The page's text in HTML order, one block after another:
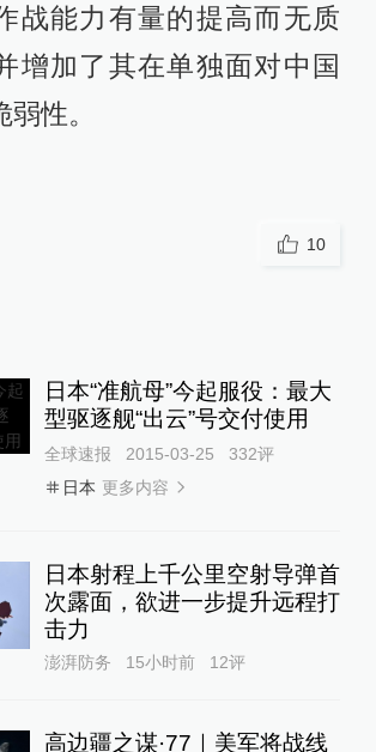
战能力有量的提高而无质
增加了其在单独面对中国
性。
10
日本“准航母”今起服役：最大
型驱逐舰“出云”号交付使用
全球速报 2015-03-25 332评
日本 更多内容
日本射程上千公里空射导弹首
次露面，欲进一步提升远程打
击力
澎湃防务 15小时前 12评
高边疆之谋·77｜美军将战线